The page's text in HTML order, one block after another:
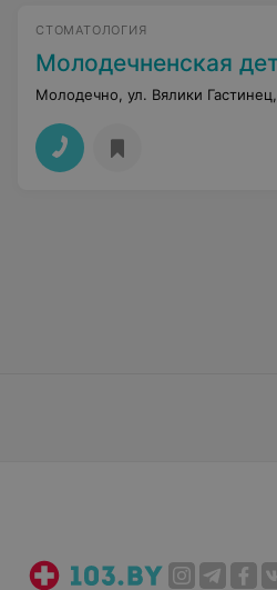
СТОМАТОЛОГИЯ
Молодечненская
Молодечно, ул. Вялики